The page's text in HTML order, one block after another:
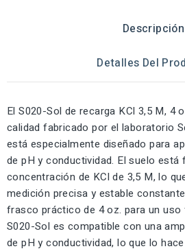
Descripción
Detalles Del
El S020-Sol de recarga KCl 3,5 M, 4
calidad fabricado por el laboratorio
está especialmente diseñado para
de pH y conductividad. El suelo
concentración de KCl de 3,5 M, lo
medición precisa y estable
frasco práctico de 4 oz. para un
S020-Sol es compatible con una
de pH y conductividad, lo que lo